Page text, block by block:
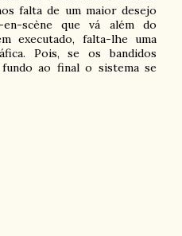
falta de um maior desejo
scène que vá além do
executado, falta-lhe uma
Pois, se os bandidos
ao final o sistema se